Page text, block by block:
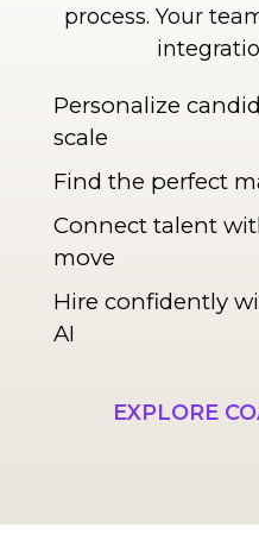
process. Your
Personalize
scale
Find the perfect
Connect talent
move
Hire confidently
AI
EXPLORE